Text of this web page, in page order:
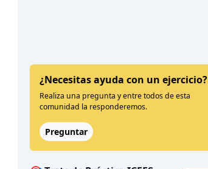
¿Necesitas ayuda con un ejercicio?
Realiza una pregunta y entre todos de esta
comunidad la responderemos.
Preguntar